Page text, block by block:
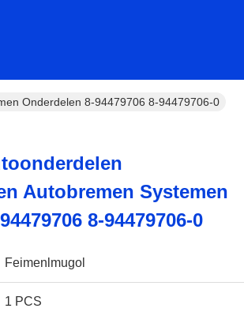
Onderdelen 8-94479706 8-94479706-0
Autobremen Systemen
8-94479706-0
Feimenlmugol
1 PCS